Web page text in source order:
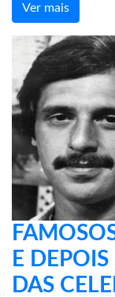
Ver mais
E
DAS